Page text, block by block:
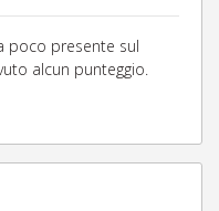
poco presente sul
alcun punteggio.